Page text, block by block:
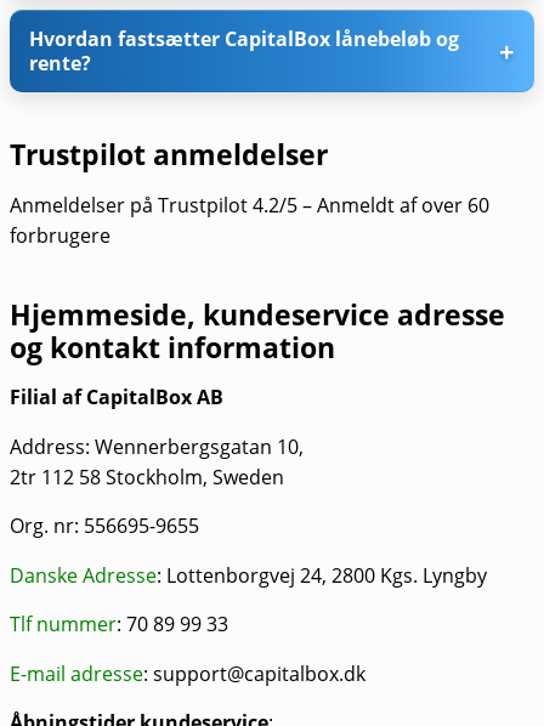
Hvordan fastsætter CapitalBox lånebeløb og
rente?
Trustpilot anmeldelser
Anmeldelser på Trustpilot 4.2/5 – Anmeldt af over 60
forbrugere
Hjemmeside, kundeservice adresse
og kontakt information
Filial af CapitalBox AB
Address: Wennerbergsgatan 10,
2tr 112 58 Stockholm, Sweden
Org. nr: 556695-9655
Danske Adresse: Lottenborgvej 24, 2800 Kgs. Lyngby
Tlf nummer: 70 89 99 33
E-mail adresse: support@capitalbox.dk